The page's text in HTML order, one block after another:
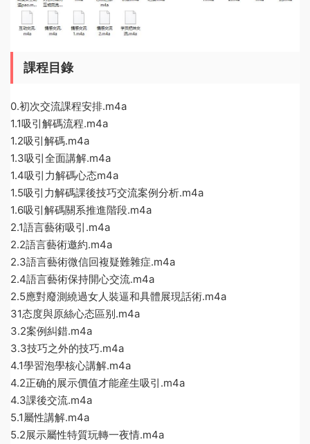
課程目錄
0.初次交流課程安排.m4a
1.1吸引解碼流程.m4a
1.2吸引解碼.m4a
1.3吸引全面講解.m4a
1.4吸引力解碼心态m4a
1.5吸引力解碼課後技巧交流案例分析.m4a
1.6吸引解碼關系推進階段.m4a
2.1語言藝術吸引.m4a
2.2語言藝術邀約.m4a
2.3語言藝術微信回複疑難雜症.m4a
2.4語言藝術保持開心交流.m4a
2.5應對廢測繞過女人裝逼和具體展現話術.m4a
31态度與原絲心态區别.m4a
3.2案例糾錯.m4a
3.3技巧之外的技巧.m4a
4.1學習泡學核心講解.m4a
4.2正确的展示價值才能産生吸引.m4a
4.3課後交流.m4a
5.1屬性講解.m4a
5.2展示屬性特質玩轉一夜情.m4a